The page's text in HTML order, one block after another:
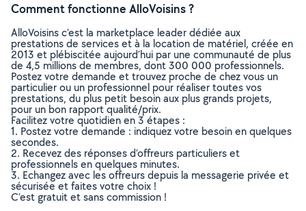
Comment fonctionne AlloVoisins ?
AlloVoisins c’est la marketplace leader dédiée aux
prestations de services et à la location de matériel, créée en
2013 et plébiscitée aujourd’hui par une communauté de plus
de 4,5 millions de membres, dont 300 000 professionnels.
Postez votre demande et trouvez proche de chez vous un
particulier ou un professionnel pour réaliser toutes vos
prestations, du plus petit besoin aux plus grands projets,
pour un bon rapport qualité/prix.
Facilitez votre quotidien en 3 étapes :
1. Postez votre demande : indiquez votre besoin en quelques
secondes.
2. Recevez des réponses d’offreurs particuliers et
professionnels en quelques minutes.
3. Echangez avec les offreurs depuis la messagerie privée et
sécurisée et faites votre choix !
C’est gratuit et sans commission !